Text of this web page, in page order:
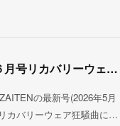
ZAITEN2026年６月号リカバリーウェア狂騒曲
の最新号(2026年5月
カバリーウェア狂騒曲に…